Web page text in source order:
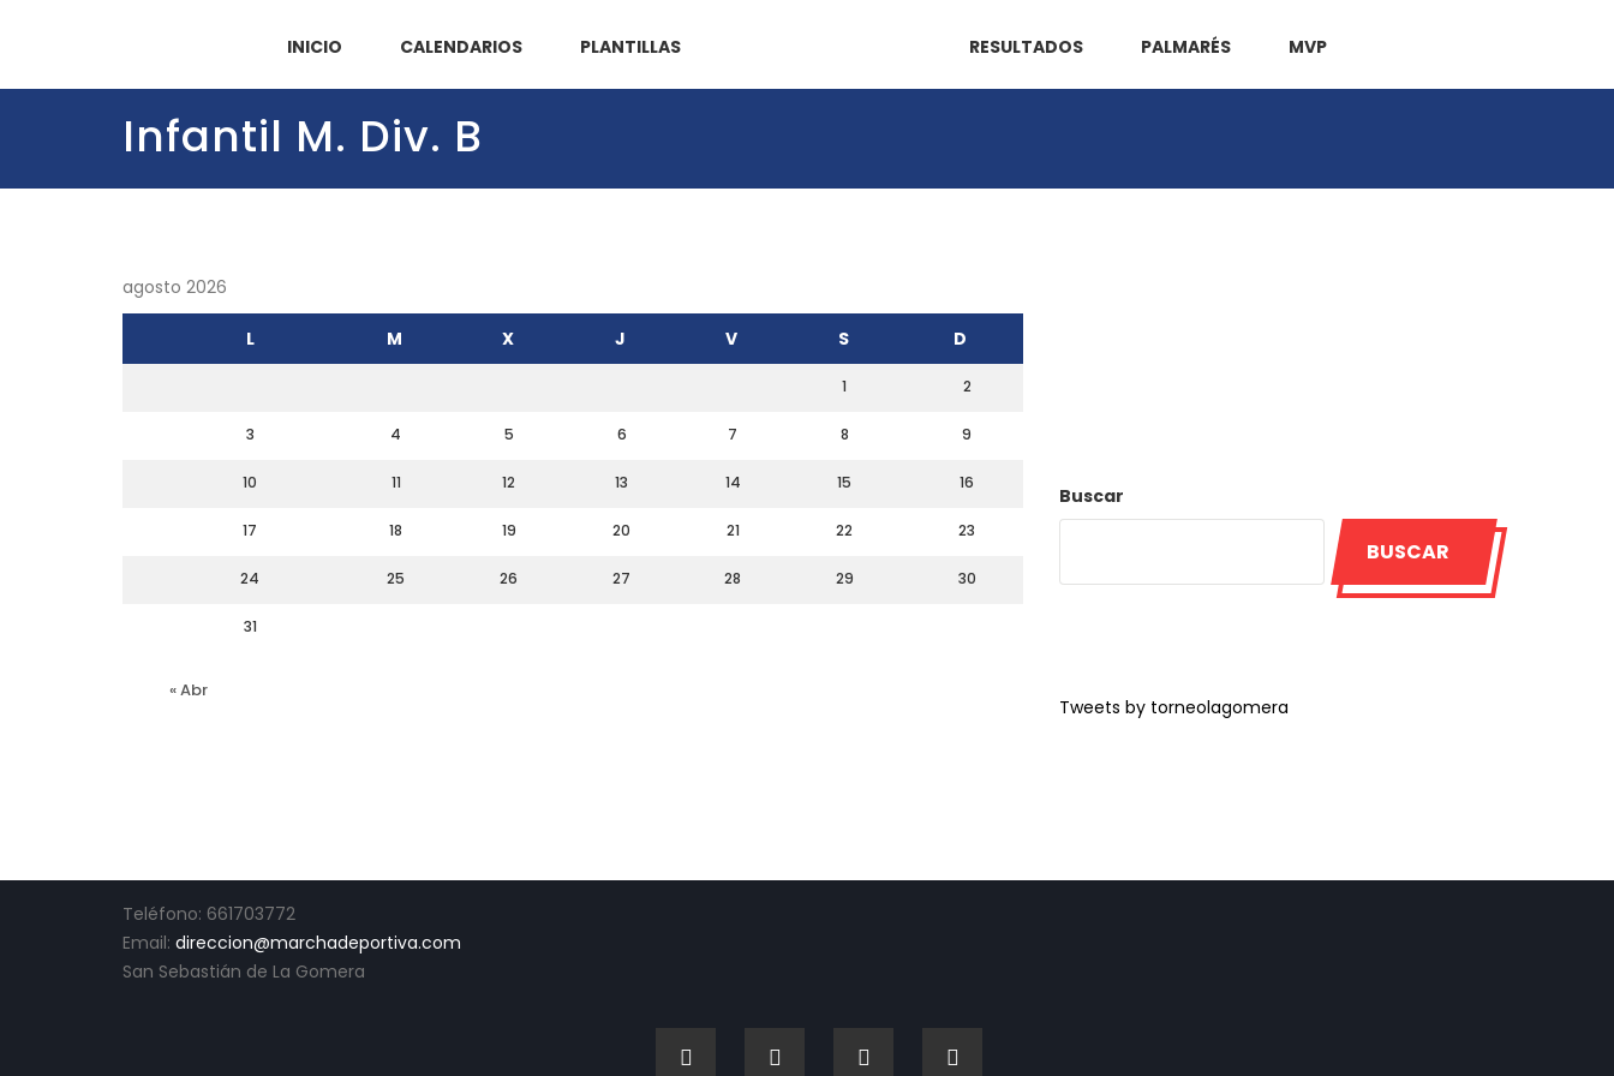
INICIO CALENDARIOS PLANTILLAS RESULTADOS PALMARÉS MVP
Infantil M. Div. B
agosto 2026
L M X J V S D
« Abr
1 2
3 4 5 6 7 8 9
10 11 12 13 14 15 16
17 18 19 20 21 22 23
24 25 26 27 28 29 30
31
Buscar
BUSCAR
Tweets by torneolagomera
Teléfono: 661703772
Email: direccion@marchadeportiva.com
San Sebastián de La Gomera